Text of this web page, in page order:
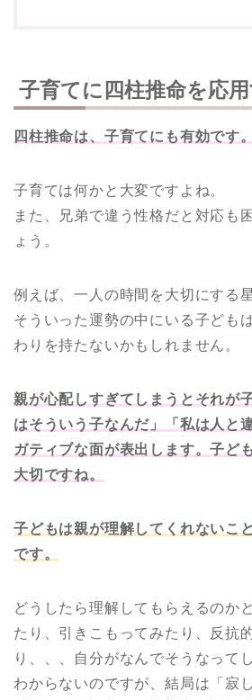
子育てに四柱推命を応
四柱推命は、子育てにも有効です。
子育ては何かと大変ですよね。
また、兄弟で違う性格だと対応も
ょう。
例えば、一人の時間を大切にする
そういった運勢の中にいる子ども
わりを持たないかもしれません。
親が心配しすぎてしまうとそれが
はそういう子なんだ」「私は人と
ガティブな面が表出します。子ど
大切ですね。
子どもは親が理解してくれないこ
です。
どうしたら理解してもらえるのか
たり、引きこもってみたり、反抗
り、、、自分がなんでそうなって
わからないのですが、結局は「寂